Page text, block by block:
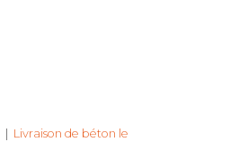
Livraison de béton le